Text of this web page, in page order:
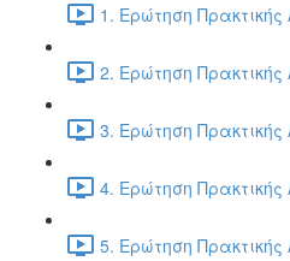
1. Ερώτηση
2. Ερώτηση
3. Ερώτηση
4. Ερώτηση
5. Ερώτηση